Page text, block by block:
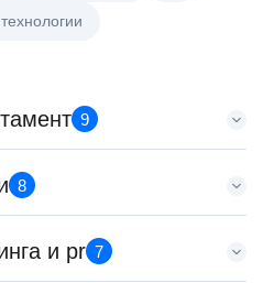
9
клиентами (КАМ)
департамент
8
бизнесу
и pr 7